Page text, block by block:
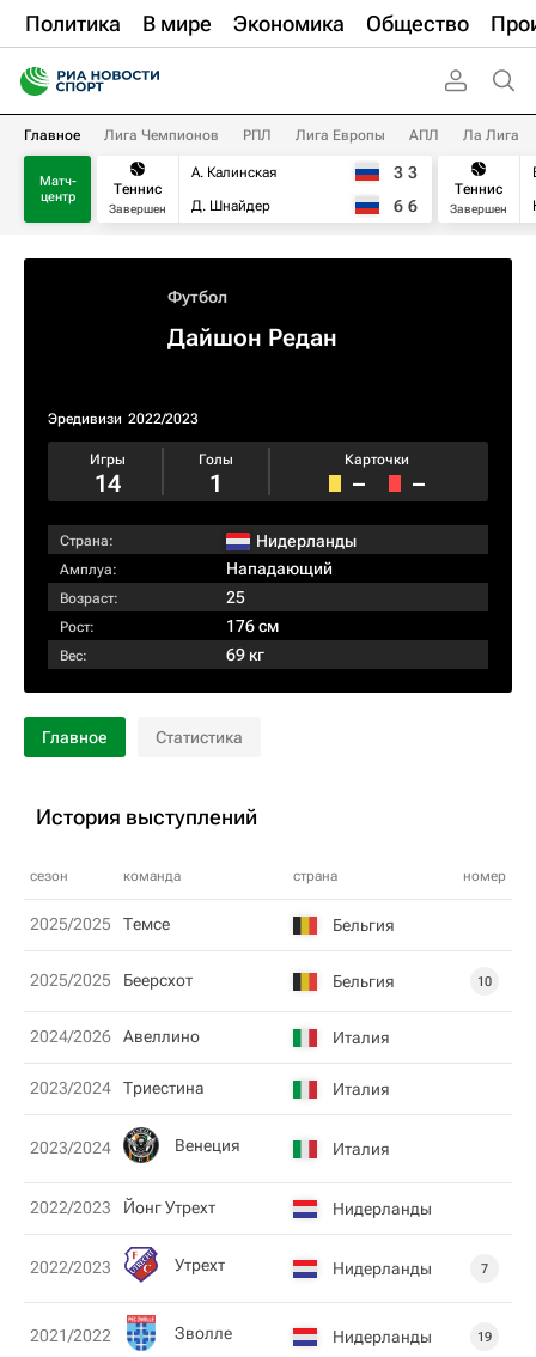
Политика В мире Экономика Общество
Главное Лига Чемпионов РПЛ Лига Европы АПЛ Ла Лига
Матч-
центр
Теннис
Завершен
А. Калинская
Д. Шнайдер
3 3
6 6
Теннис
Завершен
Футбол
Дайшон Редан
Эредивизи 2022/2023
Игры
14
Голы
1
Карточки
– –
Страна: Нидерланды
Амплуа: Нападающий
Возраст: 25
Рост: 176 см
Вес: 69 кг
Главное Статистика
История выступлений
сезон команда страна номер
2025/2025 Темсе Бельгия
2025/2025 Беерсхот Бельгия 10
2024/2026 Авеллино Италия
2023/2024 Триестина Италия
2023/2024 Венеция Италия
2022/2023 Йонг Утрехт Нидерланды
2022/2023 Утрехт Нидерланды 7
2021/2022 Зволле Нидерланды 19